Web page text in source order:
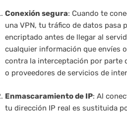
Conexión segura: Cuando te
una VPN, tu tráfico de datos pasa
encriptado antes de llegar al
cualquier información que envíes
contra la interceptación por parte
o proveedores de servicios de
Enmascaramiento de IP: Al
tu dirección IP real es sustituida